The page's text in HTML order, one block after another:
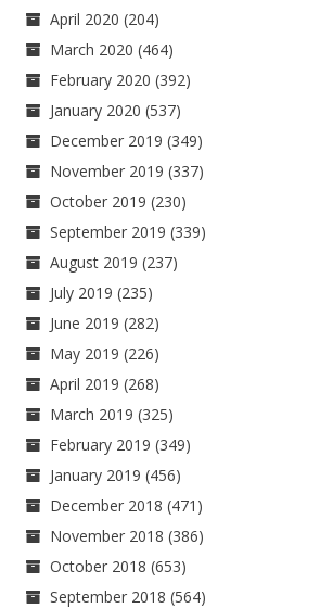
April 2020 (204)
March 2020 (464)
February 2020 (392)
January 2020 (537)
December 2019 (349)
November 2019 (337)
October 2019 (230)
September 2019 (339)
August 2019 (237)
July 2019 (235)
June 2019 (282)
May 2019 (226)
April 2019 (268)
March 2019 (325)
February 2019 (349)
January 2019 (456)
December 2018 (471)
November 2018 (386)
October 2018 (653)
September 2018 (564)